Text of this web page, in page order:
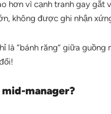
hơn vì cạnh tranh gay gắt
không được ghi nhận
“bánh răng” giữa guồng
manager?